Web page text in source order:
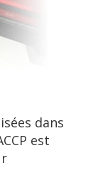
dans
est